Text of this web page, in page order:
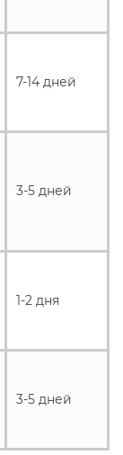
7-14 дней
3-5 дней
1-2 дня
3-5 дней